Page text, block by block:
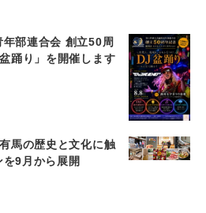
部連合会 創立50周
踊り」を開催します
馬の歴史と文化に触
9月から展開